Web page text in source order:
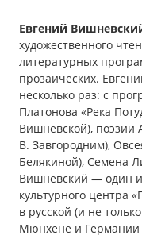
Евгений
художественного
литературных
прозаических.
несколько раз: с
Платонова «Река
Вишневской), поэзии
В. Завгородним),
Белякиной), Семена
Вишневский — один
культурного центра
в русской (и не
Мюнхене и Германии